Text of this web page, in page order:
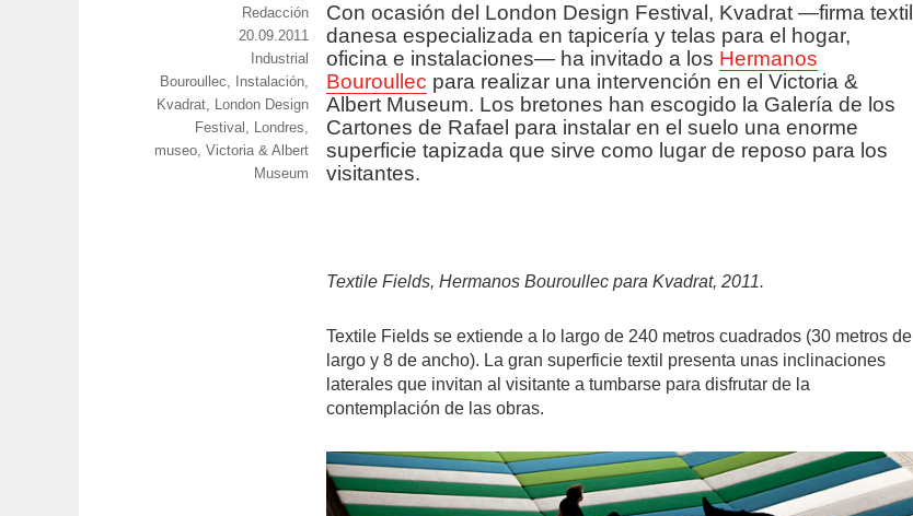
Con ocasión del London Design Festival, Kvadrat —firma textil
danesa especializada en tapicería y telas para el hogar,
oficina e instalaciones— ha invitado a los Hermanos
Bouroullec para realizar una intervención en el Victoria &
Albert Museum. Los bretones han escogido la Galería de los
Cartones de Rafael para instalar en el suelo una enorme
superficie tapizada que sirve como lugar de reposo para los
visitantes.
Textile Fields, Hermanos Bouroullec para Kvadrat, 2011.
Textile Fields se extiende a lo largo de 240 metros cuadrados (30 metros de
largo y 8 de ancho). La gran superficie textil presenta unas inclinaciones
laterales que invitan al visitante a tumbarse para disfrutar de la
contemplación de las obras.
https://www.experimenta.es/author/redaccion/
Redacción
Publicado
20.09.2011
Categorías
Industrial
Etiquetas
Bouroullec, Instalación,
Kvadrat, London Design
Festival , Londres,
museo,Victoria & Albert
Museum